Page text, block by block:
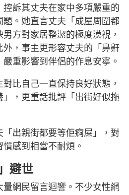
訴其丈夫在家中多項嚴重的
。她直言丈夫「成屋周圍都
方對家居整潔的極度漠視，
外，事主更形容丈夫的「鼻鼾
重影響到伴侶的作息安寧。
比自己一直保持良好狀態，
」，更重話批評「出街好似拖
「出親街都要等佢痾屎」，對
感到相當不耐煩。
避世
網民留言迴響。不少女性網